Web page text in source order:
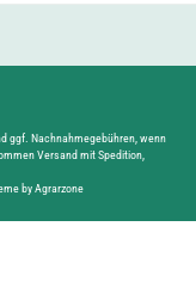
ggf. Nachnahmegebühren, wenn
Versand mit Spedition,
by Agrarzone